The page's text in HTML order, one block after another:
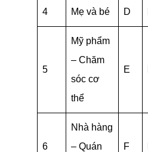
4 Mẹ và bé D
5
Mỹ phẩm
– Chăm
sóc cơ
thể
E
6
Nhà hàng
– Quán
F